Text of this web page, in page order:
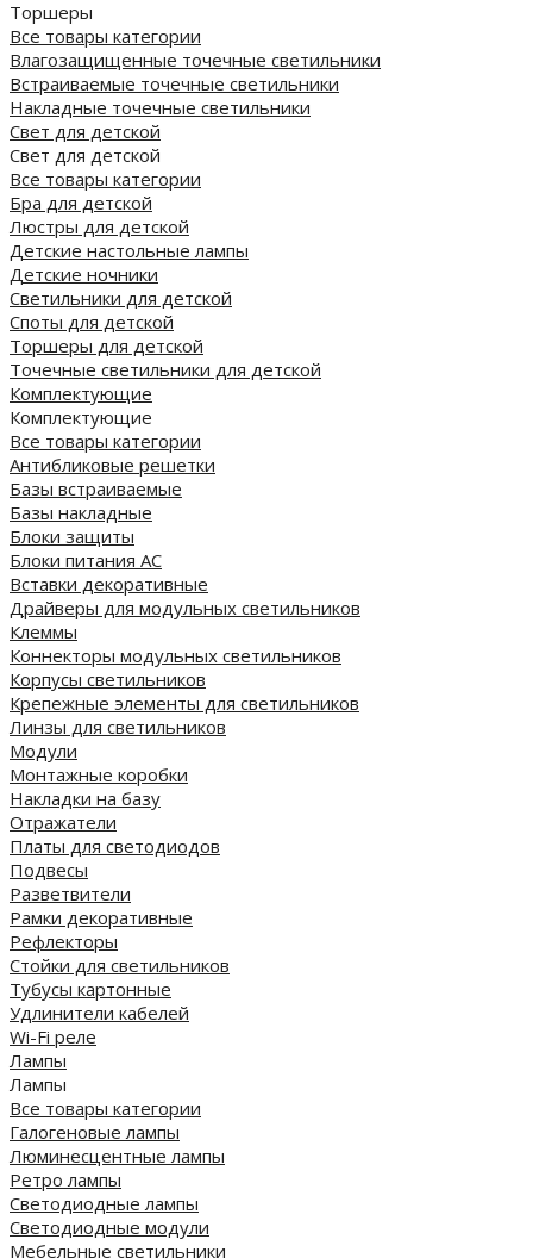
Торшеры
Все товары категории
Влагозащищенные точечные светильники
Встраиваемые точечные светильники
Накладные точечные светильники
Свет для детской
Свет для детской
Все товары категории
Бра для детской
Люстры для детской
Детские настольные лампы
Детские ночники
Светильники для детской
Споты для детской
Торшеры для детской
Точечные светильники для детской
Комплектующие
Комплектующие
Все товары категории
Антибликовые решетки
Базы встраиваемые
Базы накладные
Блоки защиты
Блоки питания AC
Вставки декоративные
Драйверы для модульных светильников
Клеммы
Коннекторы модульных светильников
Корпусы светильников
Крепежные элементы для светильников
Линзы для светильников
Модули
Монтажные коробки
Накладки на базу
Отражатели
Платы для светодиодов
Подвесы
Разветвители
Рамки декоративные
Рефлекторы
Стойки для светильников
Тубусы картонные
Удлинители кабелей
Wi-Fi реле
Лампы
Лампы
Все товары категории
Галогеновые лампы
Люминесцентные лампы
Ретро лампы
Светодиодные лампы
Светодиодные модули
Мебельные светильники